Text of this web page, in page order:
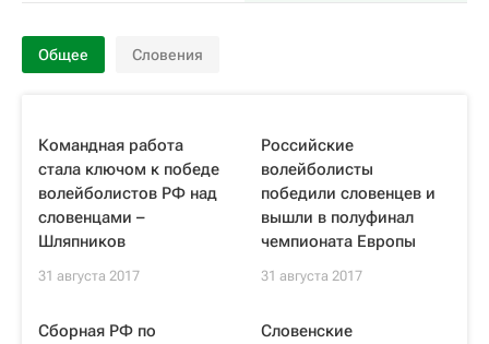
Общее Словения
Командная работа
стала ключом к победе
волейболистов РФ над
словенцами –
Шляпников
31 августа 2017
Российские
волейболисты
победили словенцев и
вышли в полуфинал
чемпионата Европы
31 августа 2017
Сборная РФ по
Словенские